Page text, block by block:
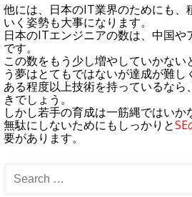
他には、日本のIT業界のためにも、
いく姿勢も大事になります。
日本のITエンジニアの数は、中国や
です。
この数をもう少し増やしていかな
う夢はとてもではないが達成が難し
ある程度以上技術を持っているな
きでしょう。
しかし若手の育成は一筋縄ではい
無駄にしないためにもしっかりと
要があります。